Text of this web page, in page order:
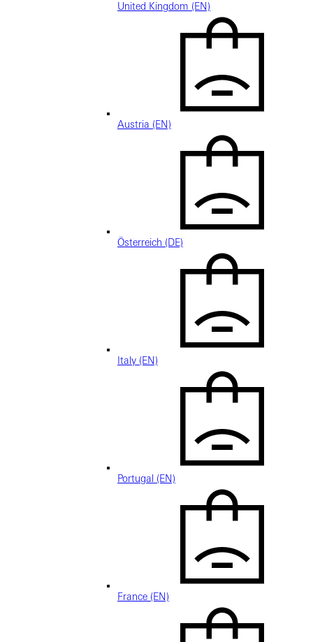
United Kingdom (EN)
Austria (EN)
Österreich (DE)
Italy (EN)
Portugal (EN)
France (EN)